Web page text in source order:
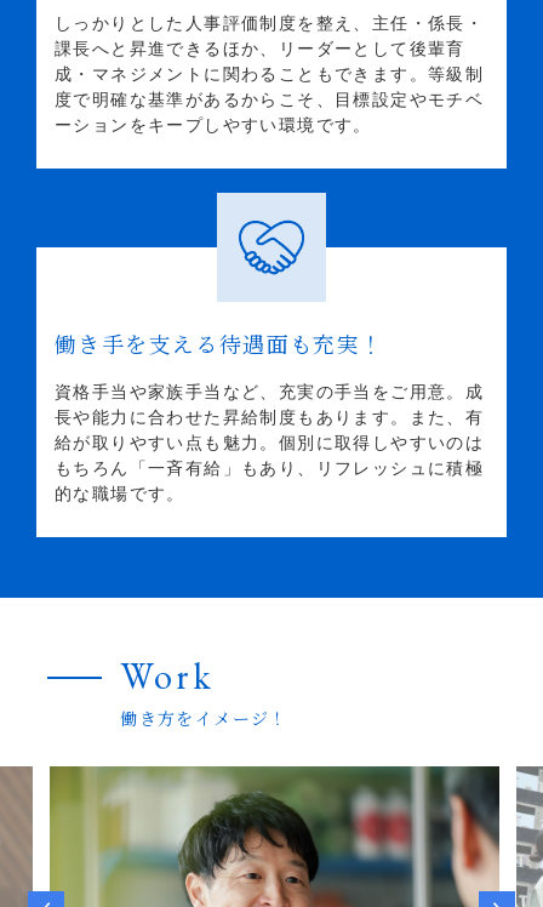
しっかりとした人事評価制度を整え、主任・係長・
課長へと昇進できるほか、リーダーとして後輩育
成・マネジメントに関わることもできます。等級制
度で明確な基準があるからこそ、目標設定やモチベ
ーションをキープしやすい環境です。
働き手を支える待遇面も充実！
資格手当や家族手当など、充実の手当をご用意。成
長や能力に合わせた昇給制度もあります。また、有
給が取りやすい点も魅力。個別に取得しやすいのは
もちろん「一斉有給」もあり、リフレッシュに積極
的な職場です。
Work
働き方をイメージ！